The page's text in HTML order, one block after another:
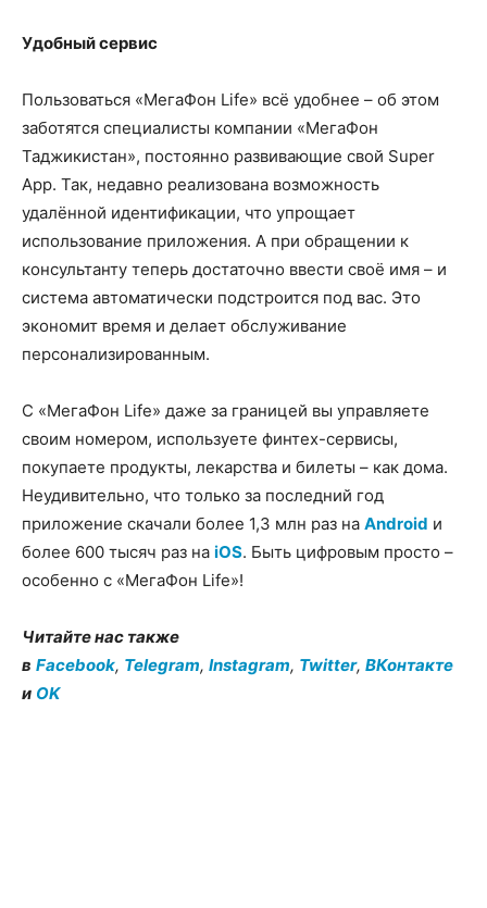
Удобный сервис
Пользоваться «МегаФон Life» всё удобнее – об этом
заботятся специалисты компании «МегаФон
Таджикистан», постоянно развивающие свой Super
App. Так, недавно реализована возможность
удалённой идентификации, что упрощает
использование приложения. А при обращении к
консультанту теперь достаточно ввести своё имя – и
система автоматически подстроится под вас. Это
экономит время и делает обслуживание
персонализированным.
С «МегаФон Life» даже за границей вы управляете
своим номером, используете финтех-сервисы,
покупаете продукты, лекарства и билеты – как дома.
Неудивительно, что только за последний год
приложение скачали более 1,3 млн раз на Android и
более 600 тысяч раз на iOS. Быть цифровым просто –
особенно с «МегаФон Life»!
Читайте нас также
в Facebook, Telegram, Instagram, Twitter, ВКонтакте
и OK